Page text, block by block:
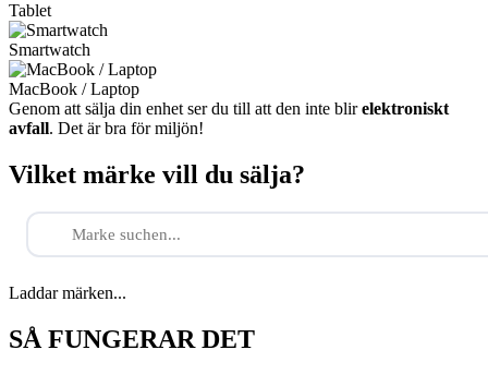
Tablet
Smartwatch
MacBook / Laptop
Genom att sälja din enhet ser du till att den inte blirelektroniskt
avfall. Det är bra för miljön!
Vilket märke vill du sälja?
Laddar märken...
SÅ FUNGERAR DET